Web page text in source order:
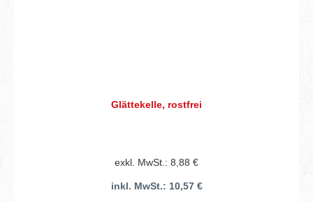
Glättekelle, rostfrei
exkl. MwSt.: 8,88 €
inkl. MwSt.: 10,57 €